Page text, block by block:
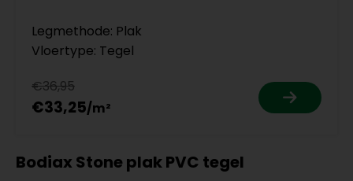
Legmethode: Plak
Vloertype: Tegel
€36,95
€33,25
Bodiax Stone plak PVC tegel